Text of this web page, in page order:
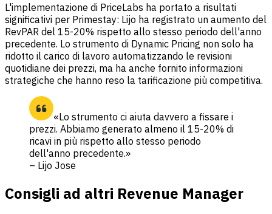
L'implementazione di PriceLabs ha portato a risultati
significativi per Primestay: Lijo ha registrato un aumento del
RevPAR del 15-20% rispetto allo stesso periodo dell'anno
precedente. Lo strumento di Dynamic Pricing non solo ha
ridotto il carico di lavoro automatizzando le revisioni
quotidiane dei prezzi, ma ha anche fornito informazioni
strategiche che hanno reso la tarificazione più competitiva.
«Lo strumento ci aiuta davvero a fissare i
prezzi. Abbiamo generato almeno il 15-20% di
ricavi in più rispetto allo stesso periodo
dell'anno precedente.»
– Lijo Jose
Consigli ad altri Revenue Manager